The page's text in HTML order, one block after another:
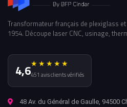
Transformateur français de plexiglass
1954. Découpe laser CNC, usinage,
4,6★★★★★
451 avis clients vérifiés
48 Av. du Général de Gaulle, 94500